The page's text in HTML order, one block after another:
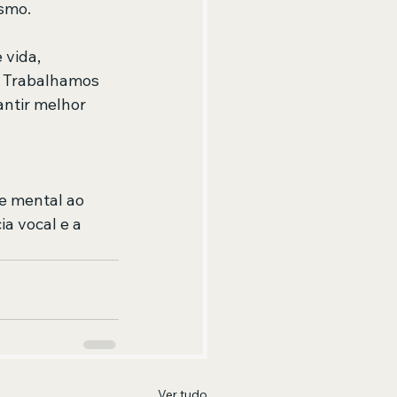
vida,
melhor
mental ao
vocal e a